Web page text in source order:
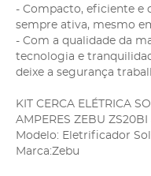
- Compacto, eficiente e
sempre ativa, mesmo
- Com a qualidade da
tecnologia e
deixe a segurança
KIT CERCA ELÉTRICA
AMPERES ZEBU ZS20BI
Modelo: Eletrificador
Marca:Zebu